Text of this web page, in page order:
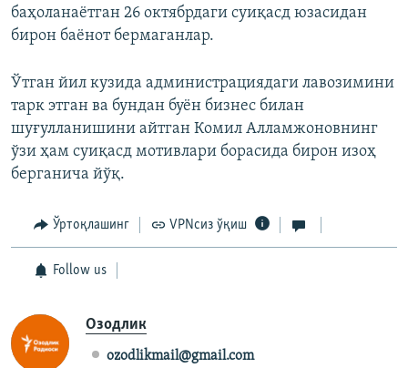
баҳоланаётган 26 октябрдаги суиқасд юзасидан
бирон баёнот бермаганлар.
Ўтган йил кузида администрациядаги лавозимини
тарк этган ва бундан буён бизнес билан
шуғулланишини айтган Комил Алламжоновнинг
ўзи ҳам суиқасд мотивлари борасида бирон изоҳ
берганича йўқ.
Ўртоқлашинг VPNсиз ўқиш
Follow us
Озодлик
ozodlikmail@gmail.com